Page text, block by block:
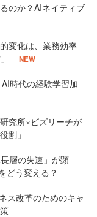
のか？AIネイティブ
変化は、業務効率
NEW
時代の経験学習加
究所×ビズリーチが
割」
層の失速」が顕
どう変える？
ス改革のためのキャ